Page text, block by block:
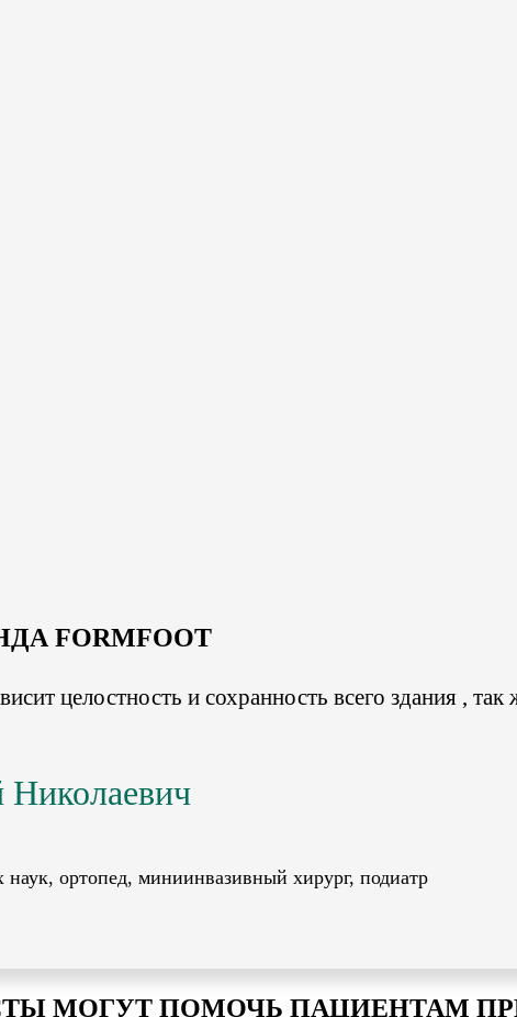
FORMFOOT
целостность и сохранность всего здания ,
Николаевич
наук, ортопед, миниинвазивный хирург, подиатр
МОГУТ ПОМОЧЬ ПАЦИЕНТАМ